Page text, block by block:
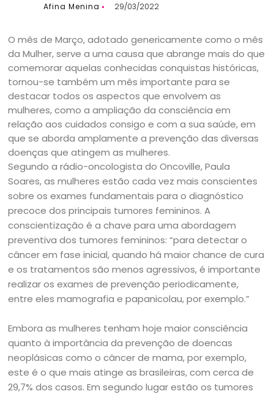
Afina Menina 29/03/2022
O mês de Março, adotado genericamente como o mês
da Mulher, serve a uma causa que abrange mais do que
comemorar aquelas conhecidas conquistas históricas,
tornou-se também um mês importante para se
destacar todos os aspectos que envolvem as
mulheres, como a ampliação da consciência em
relação aos cuidados consigo e com a sua saúde, em
que se aborda amplamente a prevenção das diversas
doenças que atingem as mulheres.
Segundo a rádio-oncologista do Oncoville, Paula
Soares, as mulheres estão cada vez mais conscientes
sobre os exames fundamentais para o diagnóstico
precoce dos principais tumores femininos. A
conscientização é a chave para uma abordagem
preventiva dos tumores femininos: “para detectar o
câncer em fase inicial, quando há maior chance de cura
e os tratamentos são menos agressivos, é importante
realizar os exames de prevenção periodicamente,
entre eles mamografia e papanicolau, por exemplo.”
Embora as mulheres tenham hoje maior consciência
quanto à importância da prevenção de doencas
neoplásicas como o câncer de mama, por exemplo,
este é o que mais atinge as brasileiras, com cerca de
29,7% dos casos. Em segundo lugar estão os tumores